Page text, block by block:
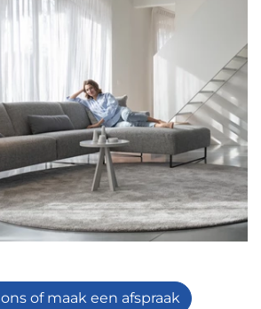
of maak een afspraak